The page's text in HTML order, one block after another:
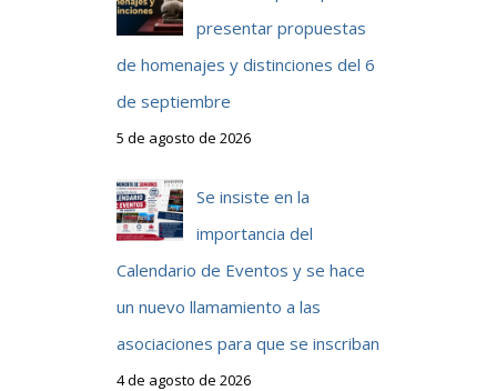
presentar propuestas
de homenajes y distinciones del 6
de septiembre
5 de agosto de 2026
Se insiste en la
importancia del
Calendario de Eventos y se hace
un nuevo llamamiento a las
asociaciones para que se inscriban
4 de agosto de 2026